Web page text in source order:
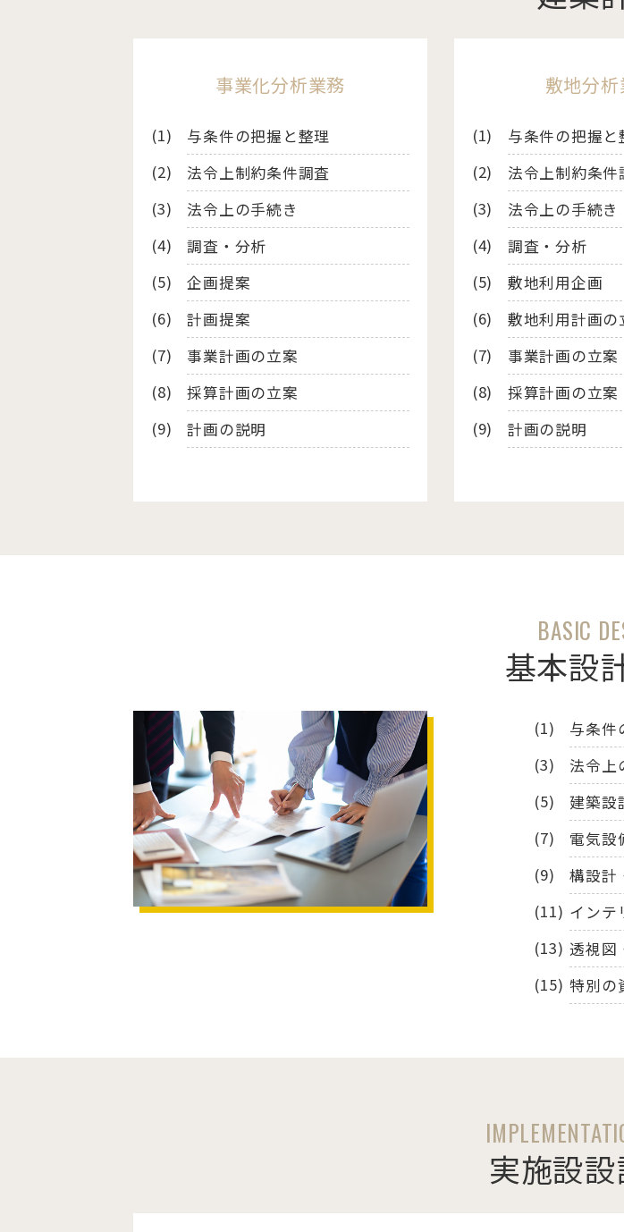
事業化分析業務
与条件の把握と整理
法令上制約条件調査
法令上の手続き
調査・分析
企画提案
計画提案
事業計画の立案
採算計画の立案
計画の説明
敷地分
与条件の把握と
法令上制約条件
法令上の手続き
調査・分析
敷地利用企画
敷地利用計画の
事業計画の立案
採算計画の立案
計画の説明
BASIC
基本設
与条件
法令上
建築設
電気設
構設計
インテ
透視図
特別の
実施設